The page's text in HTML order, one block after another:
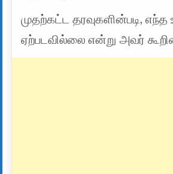
முதற்கட்ட தரவுகளின்படி, எந்த
ஏற்படவில்லை என்று அவர்